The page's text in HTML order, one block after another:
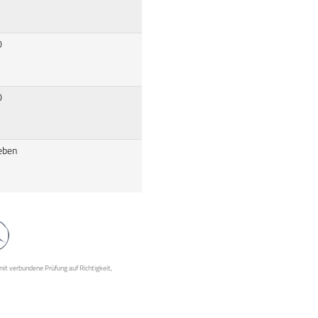
verbundene Prüfung auf Richtigkeit,